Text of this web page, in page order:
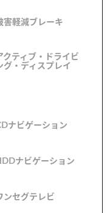
害軽減ブレーキ
クティブ・ドライビ
グ・ディスプレイ
ナビゲーション
ナビゲーション
ンセグテレビ